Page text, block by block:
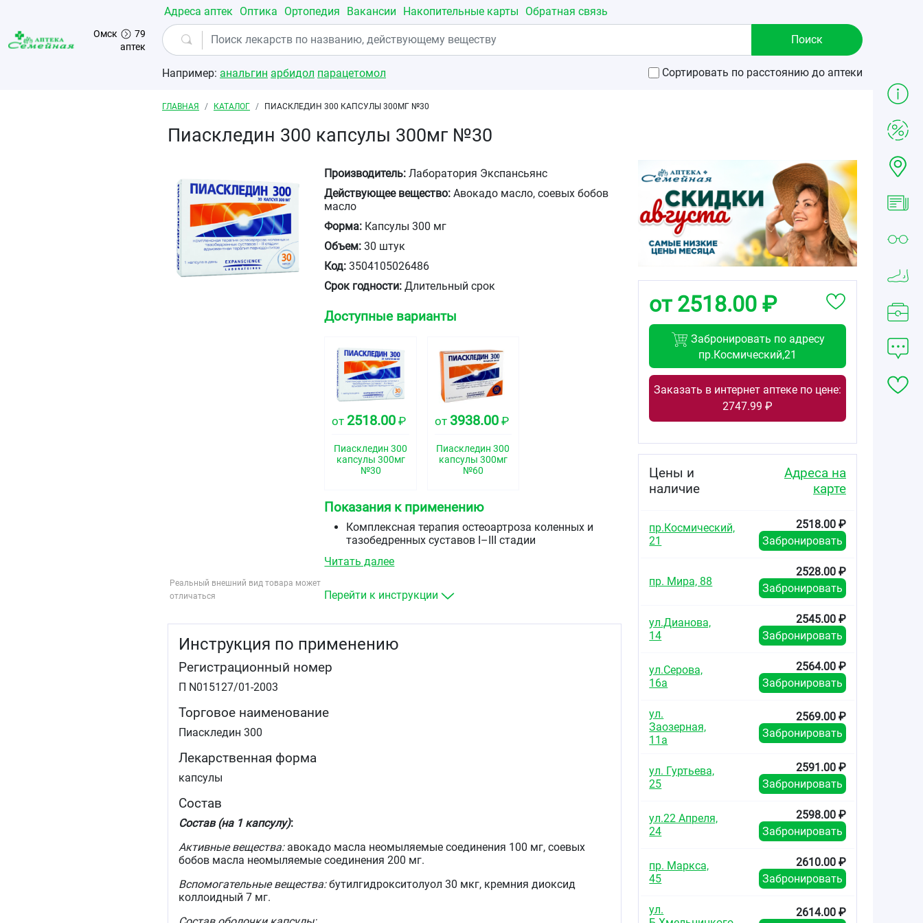
Перейти к основному содержанию
Омск
79
аптек
Адреса аптек Оптика Ортопедия Вакансии Накопительные карты Обратная связь
Например: анальгин арбидол парацетомол Сортировать по расстоянию до аптеки
Строка навигации
ГЛАВНАЯ КАТАЛОГ ПИАСКЛЕДИН 300 КАПСУЛЫ 300МГ №30
Пиаскледин 300 капсулы 300мг №30
Реальный внешний вид товара может
отличаться
Производитель: Лаборатория Экспансьянс
Действующее вещество: Авокадо масло, соевых бобов
масло
Форма: Капсулы 300 мг
Объем: 30 штук
Код: 3504105026486
Срок годности: Длительный срок
Доступные варианты
от 2518.00 ₽
Пиаскледин 300
капсулы 300мг
№30
от 3938.00₽
Пиаскледин 300
капсулы 300мг
№60
Показания к применению
Комплексная терапия остеоартроза коленных и
тазобедренных суставов I–III стадии
Читать далее
Перейти к инструкции
Инструкция по применению
Регистрационный номер
П N015127/01-2003
Торговое наименование
Пиаскледин 300
Лекарственная форма
капсулы
Состав
Состав (на 1 капсулу):
Активные вещества:авокадо масла неомыляемые соединения 100 мг, соевых
бобов масла неомыляемые соединения 200 мг.
Вспомогательные вещества:бутилгидрокситолуол 30 мкг, кремния диоксид
коллоидный 7 мг.
от 2518.00 ₽
Забронировать по адресу
пр.Космический,21
Заказать в интернет аптеке по цене:
2747.99 ₽
Цены и
наличие
Адреса на
карте
пр.Космический,
21
2518.00 ₽
Забронировать
пр. Мира, 88
2528.00 ₽
Забронировать
ул.Дианова,
14
2545.00 ₽
Забронировать
ул.Серова,
16а
2564.00 ₽
Забронировать
ул.
Заозерная,
11а
2569.00 ₽
Забронировать
ул. Гуртьева,
25
2591.00 ₽
Забронировать
ул.22 Апреля,
24
2598.00 ₽
Забронировать
пр. Маркса,
45
2610.00 ₽
Забронировать
ул.
2614.00 ₽